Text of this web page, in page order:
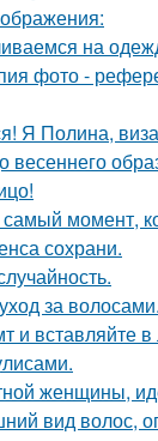
на
фото -
Я Полина,
момент,
сохрани.
за волосами.
и вставляйте
женщины,
вид волос,